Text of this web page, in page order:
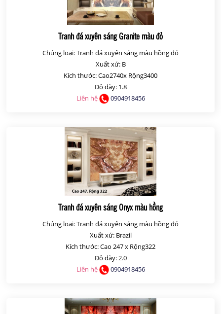
Tranh đá xuyên sáng Granite màu đỏ
Chủng loại: Tranh đá xuyên sáng màu hồng đỏ
Xuất xứ: B
Kích thước: Cao2740x Rộng3400
Độ dày: 1.8
Liên hệ
0904918456
Tranh đá xuyên sáng Onyx màu hồng
Chủng loại: Tranh đá xuyên sáng màu hồng đỏ
Xuất xứ: Brazil
Kích thước: Cao 247 x Rộng322
Độ dày: 2.0
Liên hệ
0904918456